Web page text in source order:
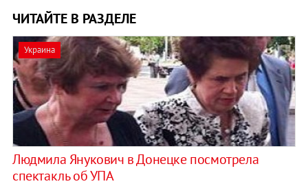
ЧИТАЙТЕ В РАЗДЕЛЕ
Украина
Людмила Янукович в Донецке посмотрела
спектакль об УПА